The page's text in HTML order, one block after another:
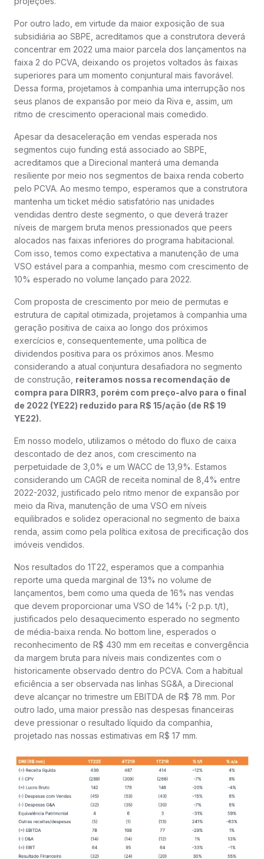
Por outro lado, em virtude da maior exposição de sua
subsidiária ao SBPE, acreditamos que a construtora deverá
concentrar em 2022 uma maior parcela dos lançamentos na
faixa 2 do PCVA, deixando os projetos voltados às faixas
superiores para um momento conjuntural mais favorável.
Dessa forma, projetamos à companhia uma interrupção nos
seus planos de expansão por meio da Riva e, assim, um
ritmo de crescimento operacional mais comedido.
Apesar da desaceleração em vendas esperada nos
segmentos cujo funding está associado ao SBPE,
acreditamos que a Direcional manterá uma demanda
resiliente por meio nos segmentos de baixa renda coberto
pelo PCVA. Ao mesmo tempo, esperamos que a construtora
mantenha um ticket médio satisfatório nas unidades
vendidas dentro deste segmento, o que deverá trazer
níveis de margem bruta menos pressionados que peers
alocados nas faixas inferiores do programa habitacional.
Com isso, temos como expectativa a manutenção de uma
VSO estável para a companhia, mesmo com crescimento de
10% esperado no volume lançado para 2022.
Com proposta de crescimento por meio de permutas e
estrutura de capital otimizada, projetamos à companhia uma
geração positiva de caixa ao longo dos próximos
exercícios e, consequentemente, uma política de
dividendos positiva para os próximos anos. Mesmo
considerando a atual conjuntura desafiadora no segmento
de construção, reiteramos nossa recomendação de
compra para DIRR3, porém com preço-alvo para o final
de 2022 (YE22) reduzido para R$ 15/ação (de R$ 19
YE22).
Em nosso modelo, utilizamos o método do fluxo de caixa
descontado de dez anos, com crescimento na
perpetuidade de 3,0% e um WACC de 13,9%. Estamos
considerando um CAGR de receita nominal de 8,4% entre
2022-2032, justificado pelo ritmo menor de expansão por
meio da Riva, manutenção de uma VSO em níveis
equilibrados e solidez operacional no segmento de baixa
renda, assim como pela política exitosa de precificação dos
imóveis vendidos.
Nos resultados do 1T22, esperamos que a companhia
reporte uma queda marginal de 13% no volume de
lançamentos, bem como uma queda de 16% nas vendas
que devem proporcionar uma VSO de 14% (-2 p.p. t/t),
justificados pelo desaquecimento esperado no segmento
de média-baixa renda. No bottom line, esperados o
reconhecimento de R$ 430 mm em receitas e convergência
da margem bruta para níveis mais condizentes com o
historicamente observado dentro do PCVA. Com a habitual
eficiência a ser observada nas linhas SG&A, a Direcional
deve alcançar no trimestre um EBITDA de R$ 78 mm. Por
outro lado, uma maior pressão nas despesas financeiras
deve pressionar o resultado líquido da companhia,
projetado nas nossas estimativas em R$ 17 mm.